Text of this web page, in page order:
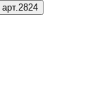
арт.2824